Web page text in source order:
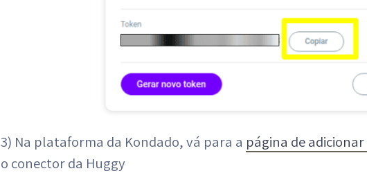
3) Na plataforma da Kondado, vá para a página de
o conector da Huggy